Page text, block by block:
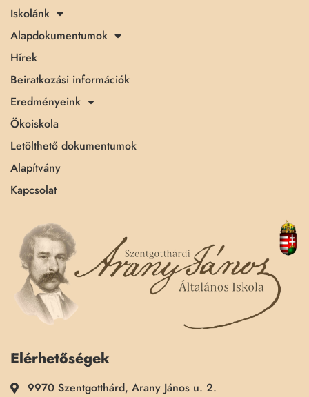
Iskolánk
Alapdokumentumok
Hírek
Beiratkozási információk
Eredményeink
Ökoiskola
Letölthető dokumentumok
Alapítvány
Kapcsolat
Elérhetőségek
9970 Szentgotthárd, Arany János u. 2.